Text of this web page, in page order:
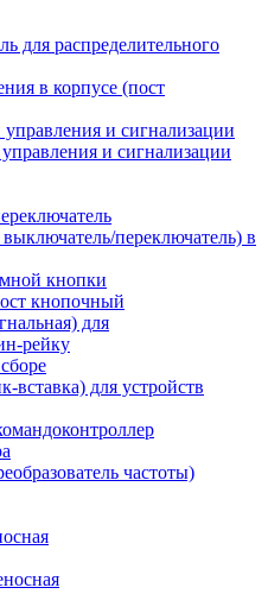
для распределительного
в корпусе (пост
и сигнализации
и сигнализации
переключатель) в
кнопки
кнопочный
для
рейку
вставка) для устройств
частоты)